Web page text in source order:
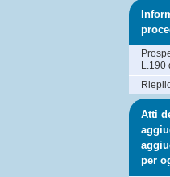
L.190
Atti
per